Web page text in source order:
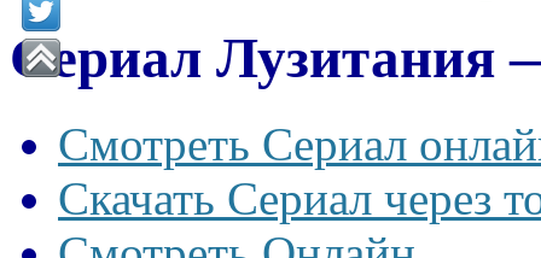
Сериал Лузитания
Смотреть Сериал
Скачать Сериал через